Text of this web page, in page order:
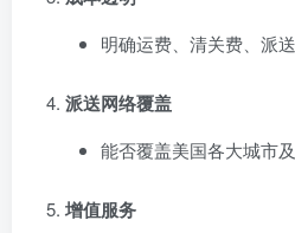
明确运费、清关费、派
派送网络覆盖
能否覆盖美国各大城市及
增值服务